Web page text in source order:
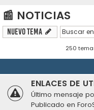
📰 NOTICIAS
Nuevo Tema
250
ENLACES DE
Último mensaje
Publicado en